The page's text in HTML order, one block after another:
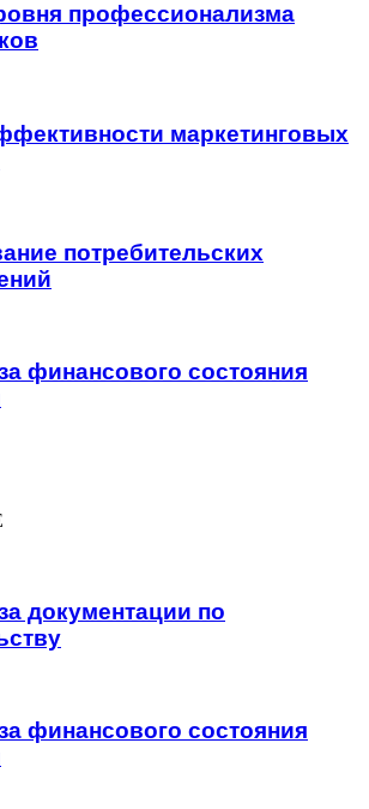
профессионализма
маркетинговых
потребительских
финансового состояния
документации по
финансового состояния